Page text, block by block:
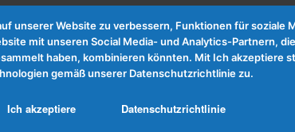
unserer Website zu verbessern, Funktionen für soziale
mit unseren Social Media- und Analytics-Partnern,
haben, kombinieren könnten. Mit Ich akzeptiere
gemäß unserer Datenschutzrichtlinie zu.
Ich akzeptiere Datenschutzrichtlinie